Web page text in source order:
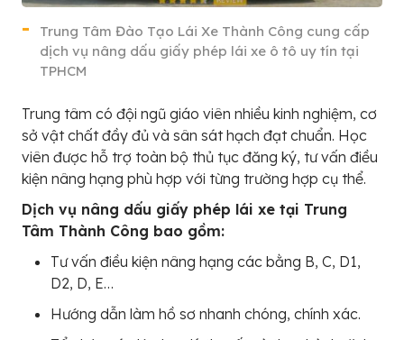
Trung Tâm Đào Tạo Lái Xe Thành Công cung cấp
dịch vụ nâng dấu giấy phép lái xe ô tô uy tín tại
TPHCM
Trung tâm có đội ngũ giáo viên nhiều kinh nghiệm, cơ
sở vật chất đầy đủ và sân sát hạch đạt chuẩn. Học
viên được hỗ trợ toàn bộ thủ tục đăng ký, tư vấn điều
kiện nâng hạng phù hợp với từng trường hợp cụ thể.
Dịch vụ nâng dấu giấy phép lái xe tại Trung
Tâm Thành Công bao gồm:
Tư vấn điều kiện nâng hạng các bằng B, C, D1,
D2, D, E…
Hướng dẫn làm hồ sơ nhanh chóng, chính xác.